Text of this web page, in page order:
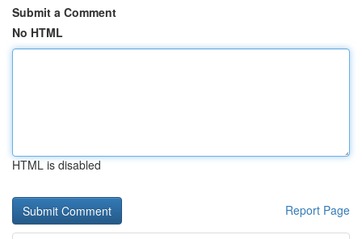
Submit a Comment
No HTML
HTML is disabled
Report Page